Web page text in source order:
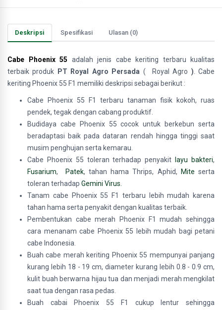
Deskripsi Spesifikasi Ulasan (0)
Cabe Phoenix 55 adalah jenis cabe keriting terbaru kualitas
terbaik produk
PT Royal Agro Persada ( Royal Agro ) . Cabe
keriting Phoenix 55 F1 memiliki deskripsi sebagai berikut :
Cabe Phoenix 55 F1 terbaru tanaman fisik kokoh, ruas
pendek, tegak dengan cabang produktif.
Budidaya cabe Phoenix 55 cocok untuk berkebun serta
beradaptasi baik pada dataran rendah hingga tinggi saat
musim penghujan serta kemarau.
Cabe Phoenix 55 toleran terhadap penyakit
layu bakteri,
Fusarium, Patek, tahan hama Thrips, Aphid, Mite serta
toleran terhadap Gemini Virus.
Tanam cabe Phoenix 55 F1 terbaru lebih mudah karena
tahan hama serta penyakit dengan kualitas terbaik.
Pembentukan cabe merah Phoenix F1 mudah sehingga
cara menanam cabe Phoenix 55 lebih mudah bagi petani
cabe Indonesia.
Buah cabe merah keriting Phoenix 55 mempunyai panjang
kurang lebih 18 - 19 cm, diameter kurang lebih 0.8 - 0.9 cm,
kulit buah berwarna hijau tua dan menjadi merah mengkilat
saat tua dengan rasa pedas.
Buah cabai Phoenix 55 F1 cukup lentur sehingga